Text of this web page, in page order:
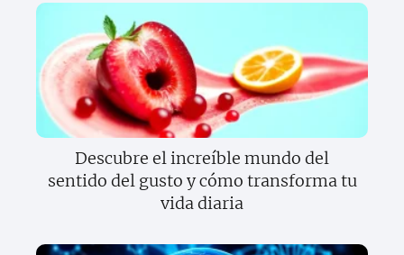
Descubre el increíble mundo del
sentido del gusto y cómo transforma tu
vida diaria